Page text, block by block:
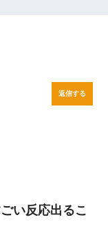
返信する
い反応出るこ